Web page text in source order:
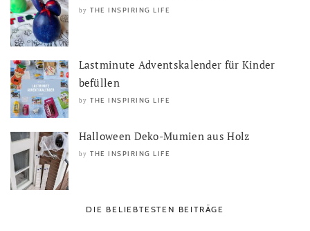
by THE INSPIRING LIFE
Lastminute Adventskalender für Kinder
befüllen
by THE INSPIRING LIFE
Halloween Deko-Mumien aus Holz
by THE INSPIRING LIFE
DIE BELIEBTESTEN BEITRÄGE